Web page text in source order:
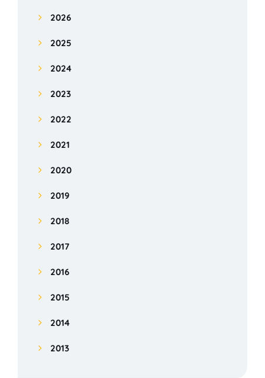
2026
2025
2024
2023
2022
2021
2020
2019
2018
2017
2016
2015
2014
2013